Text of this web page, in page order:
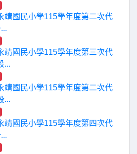
靖國民小學115學年度第二次代
靖國民小學115學年度第三次代
...
靖國民小學115學年度第二次代
...
靖國民小學115學年度第四次代